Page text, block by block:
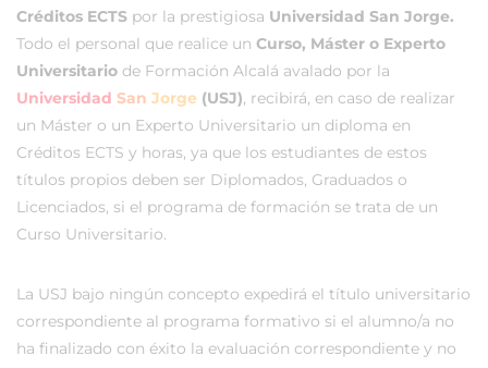
Créditos ECTS por la prestigiosa Universidad San Jorge.
Todo el personal que realice un Curso, Máster o Experto
Universitario de Formación Alcalá avalado por la
Universidad San Jorge (USJ), recibirá, en caso de realizar
un Máster o un Experto Universitario un diploma en
Créditos ECTS y horas, ya que los estudiantes de estos
títulos propios deben ser Diplomados, Graduados o
Licenciados, si el programa de formación se trata de un
Curso Universitario.
La USJ bajo ningún concepto expedirá el título universitario
correspondiente al programa formativo si el alumno/a no
ha finalizado con éxito la evaluación correspondiente y no